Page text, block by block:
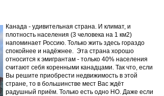
Канада - удивительная страна. И климат, и
плотность населения (3 человека на 1 км2)
напоминает Россию. Только жить здесь гораздо
спокойнее и надёжнее. Эта страна хорошо
относится к эмигрантам - только 40% населения
считают себя коренными канадцами. Так что, если
Вы решите приобрести недвижимость в этой
стране, то в большинстве мест Вас ждёт
радушный приём. Только есть одно НО. Даже если